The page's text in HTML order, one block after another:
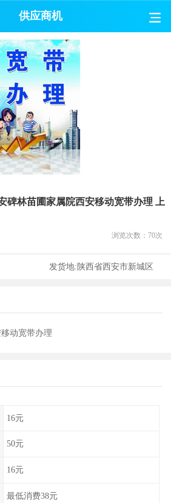
供应商机
碑林苗圃家属院西安移动宽带办理 上
浏览次数： 70次
发货地:陕西省西安市新城区
动宽带办理
16元
50元
16元
最低消费38元